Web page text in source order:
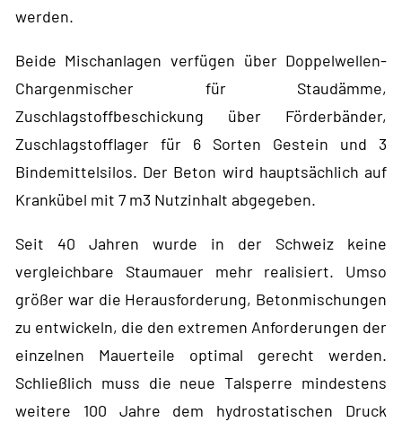
werden.
Beide Mischanlagen verfügen über Doppelwellen-
Chargenmischer für Staudämme,
Zuschlagstoffbeschickung über Förderbänder,
Zuschlagstofflager für 6 Sorten Gestein und 3
Bindemittelsilos. Der Beton wird hauptsächlich auf
Krankübel mit 7 m3 Nutzinhalt abgegeben.
Seit 40 Jahren wurde in der Schweiz keine
vergleichbare Staumauer mehr realisiert. Umso
größer war die Herausforderung, Betonmischungen
zu entwickeln, die den extremen Anforderungen der
einzelnen Mauerteile optimal gerecht werden.
Schließlich muss die neue Talsperre mindestens
weitere 100 Jahre dem hydrostatischen Druck